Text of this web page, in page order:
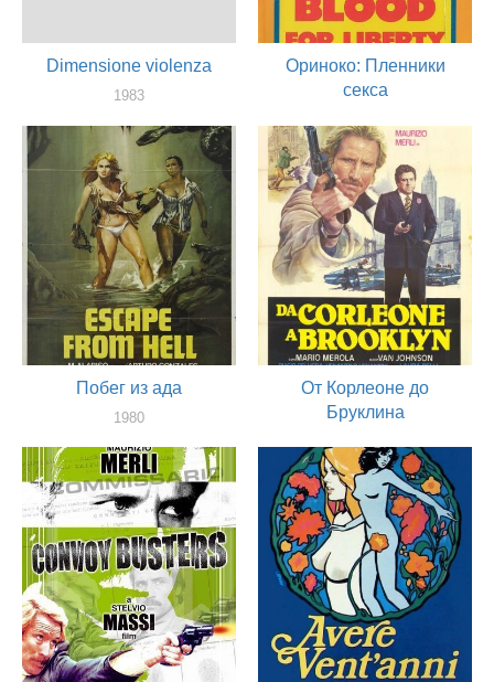
Dimensione violenza
1983
Ориноко: Пленники
секса
сценарист
Побег из ада
1980
От Корлеоне до
Бруклина
актер